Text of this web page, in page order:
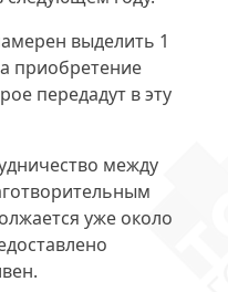
выделить 1
приобретение
передадут в эту
между
уже около